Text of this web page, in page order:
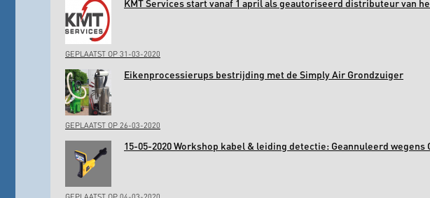
KMT Services start vanaf 1 april als geautoriseerd distributeur van
GEPLAATST OP 31-03-2020
Eikenprocessierups bestrijding met de Simply Air Grondzuiger
GEPLAATST OP 26-03-2020
15-05-2020 Workshop kabel & leiding detectie: Geannuleerd wegens